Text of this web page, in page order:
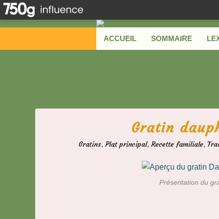
ACCUEIL SOMMAIRE
Gratin
Gratins, Plat principal, Recette familiale,
Présentation du